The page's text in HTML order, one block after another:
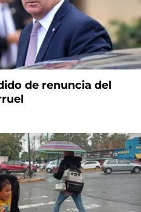
de renuncia del